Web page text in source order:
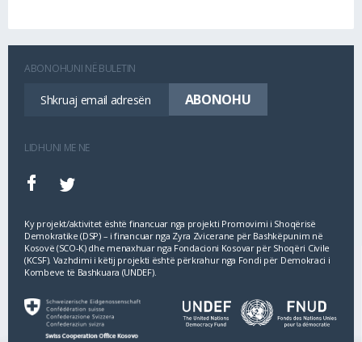
ABONOHUNI NË BULETIN
LIDHUNI ME NE
Ky projekt/aktivitet është financuar nga projekti Promovimi i Shoqërisë
Demokratike (DSP) – i financuar nga Zyra Zvicerane për Bashkëpunim në
Kosovë (SCO‐K) dhe menaxhuar nga Fondacioni Kosovar për Shoqëri Civile
(KCSF). Vazhdimi i këtij projekti është përkrahur nga Fondi për Demokraci i
Kombeve të Bashkuara (UNDEF).